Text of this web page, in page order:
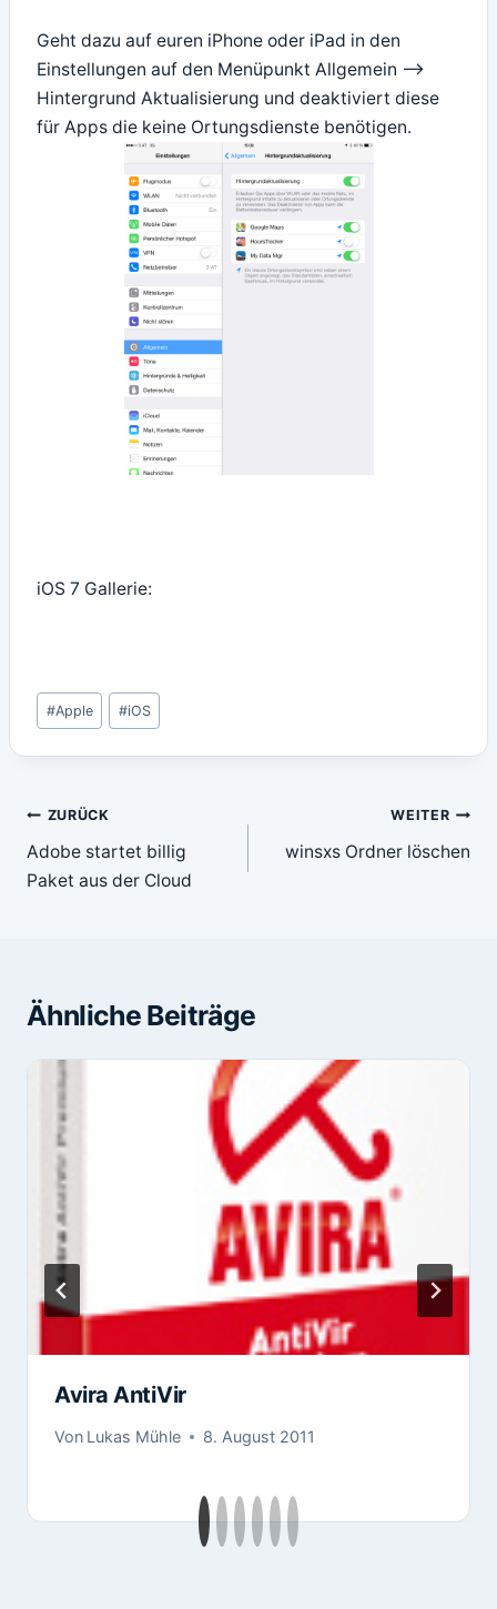
Geht dazu auf euren iPhone oder iPad in den
Einstellungen auf den Menüpunkt Allgemein –>
Hintergrund Aktualisierung und deaktiviert diese
für Apps die keine Ortungsdienste benötigen.
iOS 7 Gallerie:
Schlagworte:
#Apple #iOS
Beitragsnavigation
ZURÜCK
Adobe startet billig
Paket aus der Cloud
WEITER
winsxs Ordner löschen
Ähnliche Beiträge
Avira AntiVir
Von Lukas Mühle 8. August 2011